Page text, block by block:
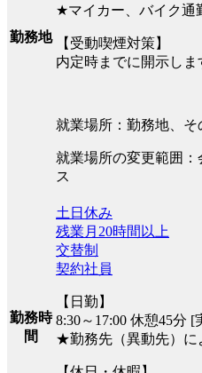
勤務地
★マイカー、バイク通
【受動喫煙対策】
内定時までに開示しま
就業場所：勤務地、
就業場所の変更範囲
ス
勤務時
間
土日休み
残業月20時間以上
交替制
契約社員
【日勤】
8:30～17:00 休憩45分 [
★勤務先（異動先）に